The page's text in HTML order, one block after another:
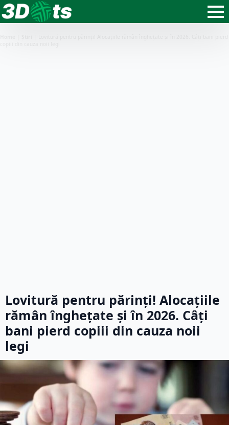
Lovitură pentru părinți! Alocațiile
rămân înghețate și în 2026. Câți
bani pierd copiii din cauza noii
legi